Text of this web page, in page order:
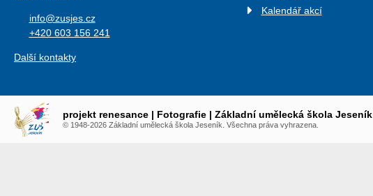
info@zusjes.cz
+420 603 156 241
Další kontakty
Kalendář akcí
projekt renesance | Fotografie | Základní umělecká škola Jeseník
© 1948-2026 Základní umělecká škola Jeseník. Všechna práva vyhrazena.